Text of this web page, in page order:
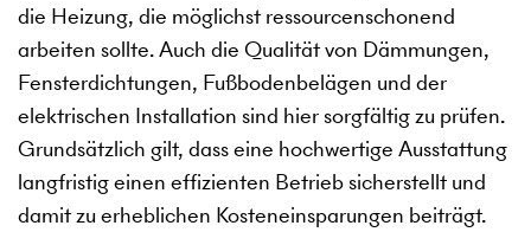
die Heizung, die möglichst ressourcenschonend
arbeiten sollte. Auch die Qualität von Dämmungen,
Fensterdichtungen, Fußbodenbelägen und der
elektrischen Installation sind hier sorgfältig zu prüfen.
Grundsätzlich gilt, dass eine hochwertige Ausstattung
langfristig einen effizienten Betrieb sicherstellt und
damit zu erheblichen Kosteneinsparungen beiträgt.